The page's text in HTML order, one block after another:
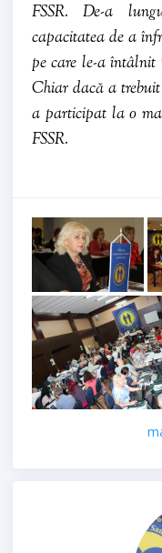
FSSR. De-a
capacitatea de a
pe care le-a întâlnit
Chiar dacă a
a participat la o
FSSR.